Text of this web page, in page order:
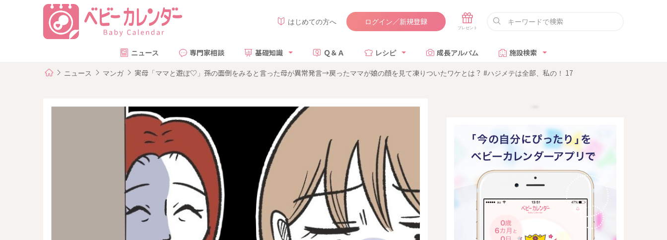
はじめての方へ ログイン／新規登録
ニュース 専門家相談 基礎知識 Ｑ＆Ａ レシピ 成長アルバム 施設検索
ニュース マンガ 実母「ママと遊ぼ♡」孫の面倒をみると言った母が異常発言→戻ったママが娘の顔を見て凍りついたワケとは？ #ハジメテは全部、私の！ 17